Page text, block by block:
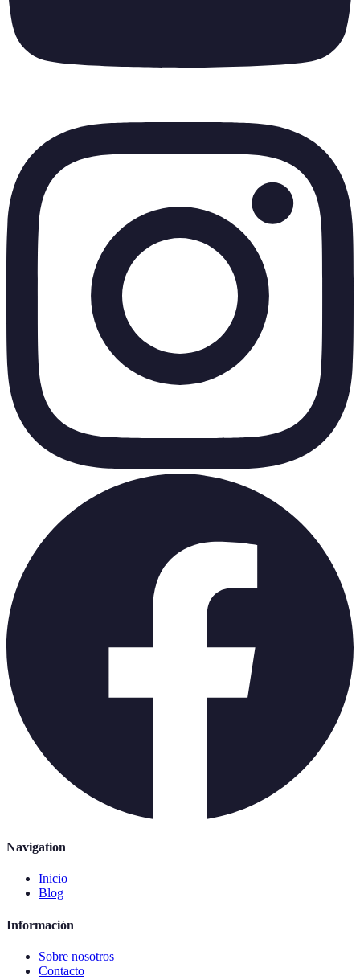
Navigation
Inicio
Blog
Información
Sobre nosotros
Contacto